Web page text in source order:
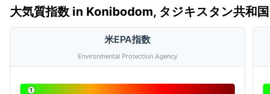
大気質指数 in Konibodom, タジキスタン共和
米EPA指数
Environmental Protection Agency
1